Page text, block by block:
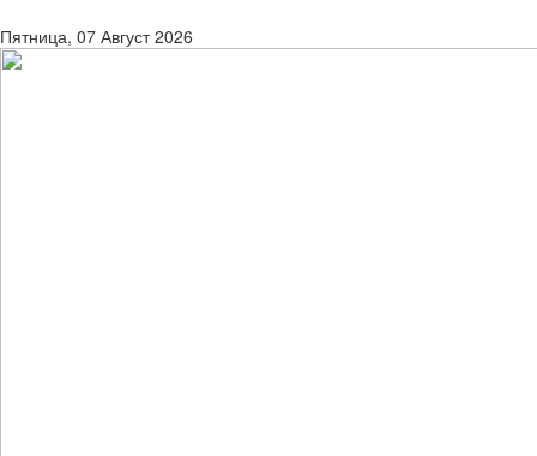
Пятница, 07 Август 2026